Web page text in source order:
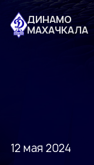
ДИНАМО
МАХАЧКАЛА
12 мая 2024